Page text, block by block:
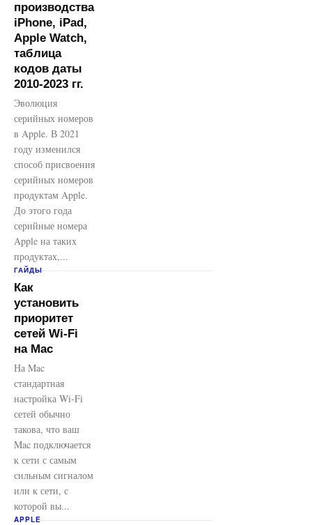
производства
iPhone, iPad,
Apple Watch,
таблица
кодов даты
2010-2023 гг.
Эволюция
серийных номеров
в Apple. В 2021
году изменился
способ присвоения
серийных номеров
продуктам Apple.
До этого года
серийные номера
Apple на таких
продуктах,...
ГАЙДЫ
Как
установить
приоритет
сетей Wi-Fi
на Mac
На Mac
стандартная
настройка Wi-Fi
сетей обычно
такова, что ваш
Mac подключается
к сети с самым
сильным сигналом
или к сети, с
которой вы...
APPLE